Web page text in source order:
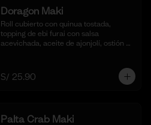
Doragon Maki
Roll cubierto con quinua tostada,
topping de ebi furai con salsa
acevichada, aceite de ajonjolí, ostión y
S/ 25.90
Palta Crab Maki